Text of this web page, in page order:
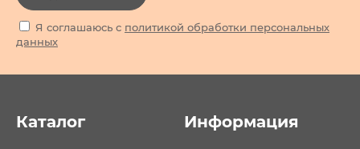
Я соглашаюсь с политикой обработки персональных
данных
Каталог Информация